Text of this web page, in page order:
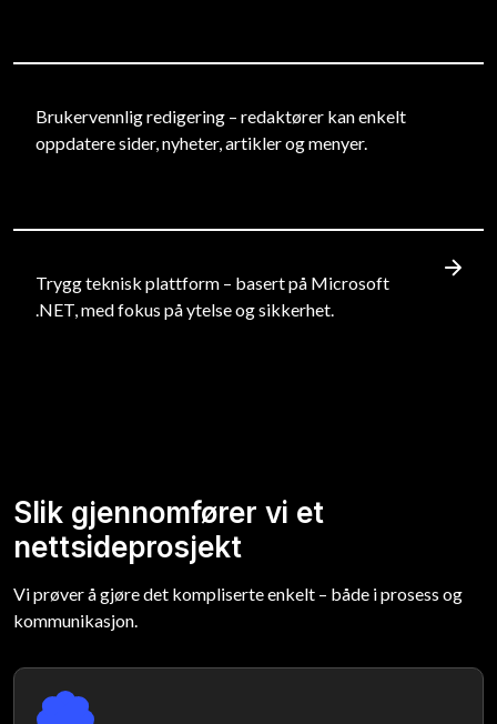
Brukervennlig redigering – redaktører kan enkelt
oppdatere sider, nyheter, artikler og menyer.
Trygg teknisk plattform – basert på Microsoft
.NET, med fokus på ytelse og sikkerhet.
Slik gjennomfører vi et
nettsideprosjekt
Vi prøver å gjøre det kompliserte enkelt – både i prosess og
kommunikasjon.